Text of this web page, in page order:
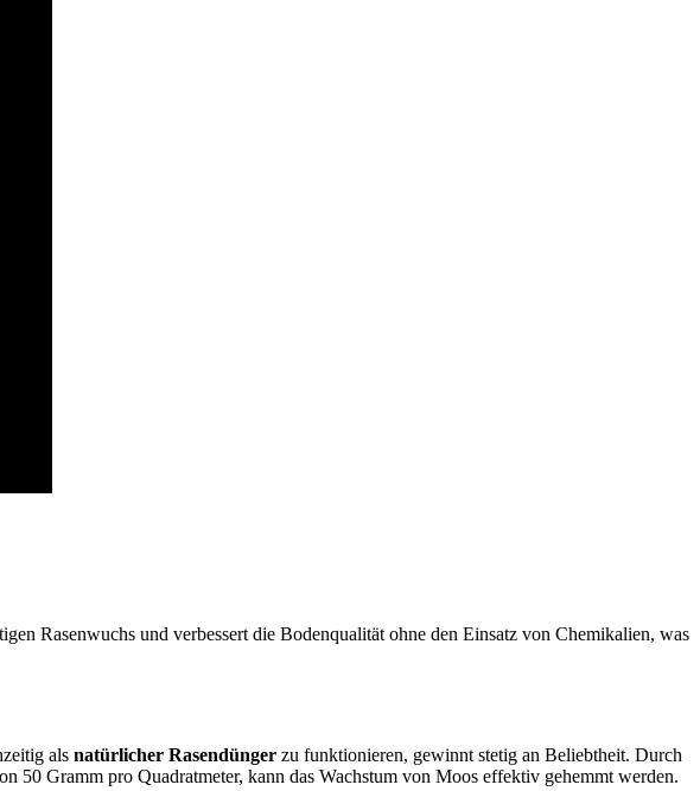
Rasenwuchs und verbessert die Bodenqualität ohne den Einsatz von Chemikalien, was
als natürlicher Rasendünger zu funktionieren, gewinnt stetig an Beliebtheit. Durch
50 Gramm pro Quadratmeter, kann das Wachstum von Moos effektiv gehemmt werden.